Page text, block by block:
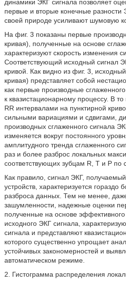
динамики ЭКГ сигнала позволяет
первые и вторые конечные разности
своей природе усиливают шумовую
На фиг. 3 показаны первые
кривая), полученные на основе
характеризуют скорость изменения
Соответствующий исходный сигнал
кривой. Как видно из фиг. 3,
кривая) представляет собой
как первые производные
к квазистационарному процессу. В
RR интервалами на пунктирной
сильными вариациями и сдвигами,
производных сглаженного сигнала
изменяется вокруг постоянного
амплитудного тренда сглаженного
раз и более разброс локальных
соответствующих зубцам R, T и P по
Как правило, сигнал ЭКГ,
устройств, характеризуется
разброса данных. Тем не менее,
зашумленности, надежные оценки
полученные на основе
исходного ЭКГ сигнала,
сигнала и представляют
которого существенно упрощает
устойчивых закономерностей и
автоматическом режиме.
2. Гистограмма распределения